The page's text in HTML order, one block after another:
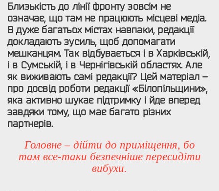
Близькість до лінії фронту зовсім не
означає, що там не працюють місцеві медіа.
В дуже багатьох містах навпаки, редакції
докладають зусиль, щоб допомагати
мешканцям. Так відбувається і в Харківській,
і в Сумській, і в Чернігівській областях. Але
як виживають самі редакції? Цей матеріал –
про досвід роботи редакції «Білопільщини»,
яка активно шукає підтримку і йде вперед
завдяки тому, що має багато різних
партнерів.
Головне – дійти до приміщення, бо
там все-таки безпечніше пересидіти
вибухи.